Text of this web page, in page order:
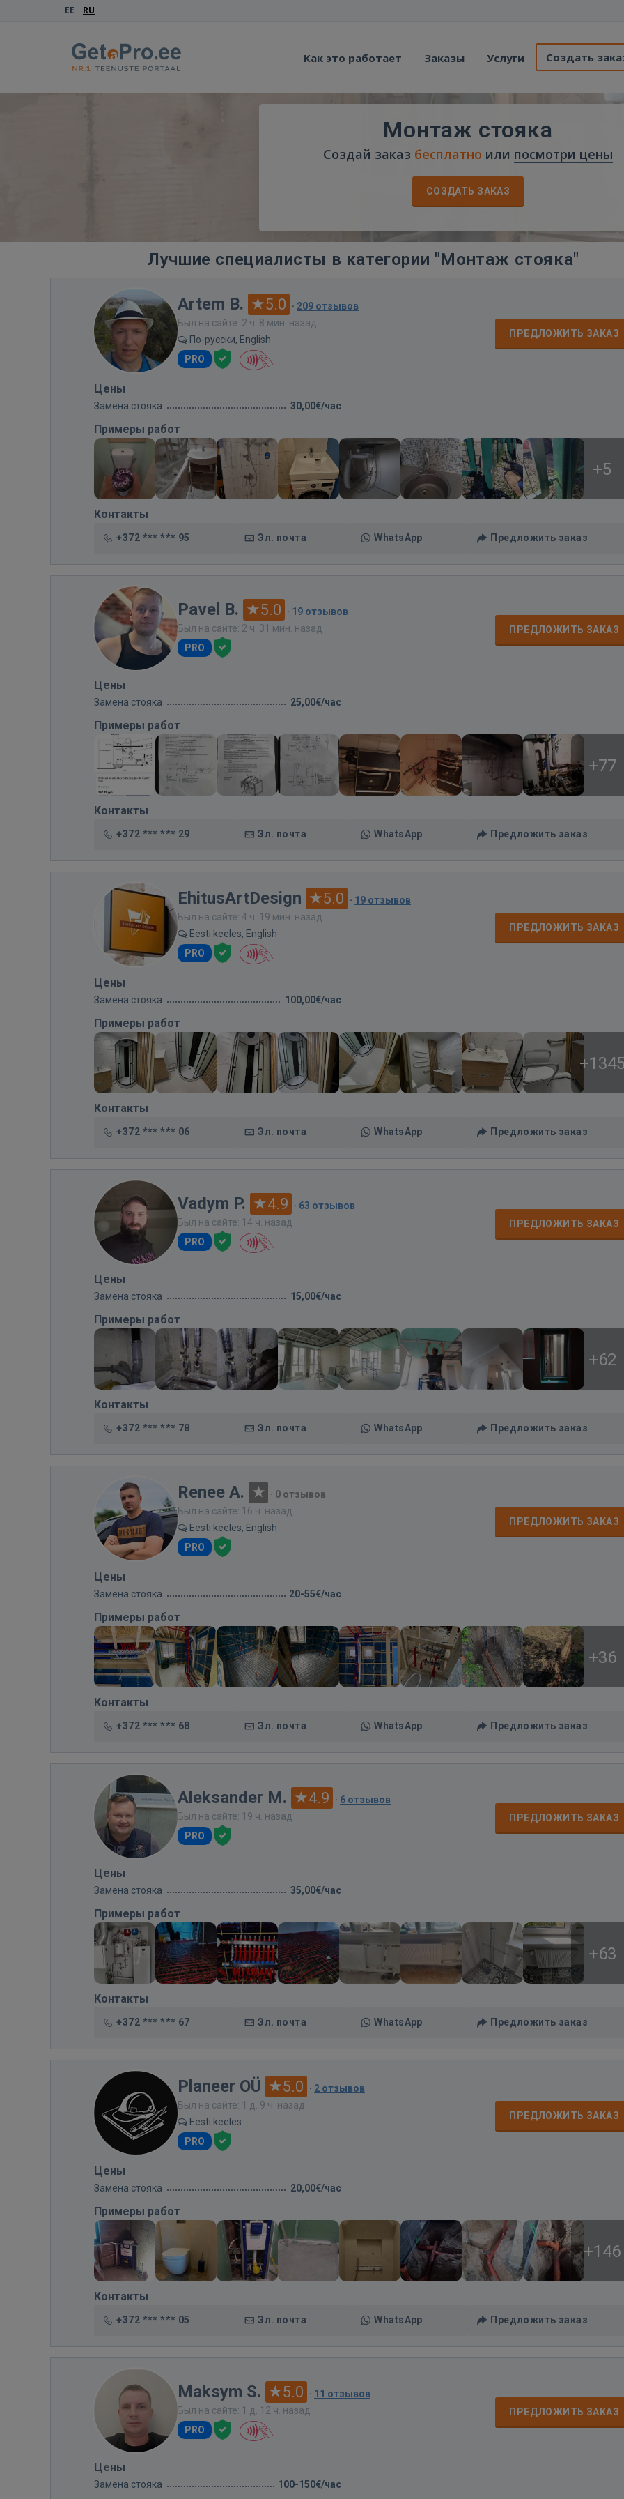
EE RU
Как это работает Заказы Услуги Создать
Монтаж стояка
Создай заказ бесплатно или посмотри цены
СОЗДАТЬ ЗАКАЗ
Лучшие специалисты в категории "Монтаж стояка"
Artem B. 5.0 · 209 отзывов
Был на сайте: 2 ч. 8 мин. назад
По-русски, English
PRO
ПРЕДЛОЖИТЬ ЗАКАЗ
Цены
Замена стояка 30,00€/час
Примеры работ
+5
Контакты
+372 *** *** 95 Эл. почта WhatsApp Предложить заказ
Pavel B. 5.0 · 19 отзывов
Был на сайте: 2 ч. 31 мин. назад
PRO
ПРЕДЛОЖИТЬ ЗАКАЗ
Цены
Замена стояка 25,00€/час
Примеры работ
+77
Контакты
+372 *** *** 29 Эл. почта WhatsApp Предложить заказ
EhitusArtDesign 5.0 · 19 отзывов
Был на сайте: 4 ч. 19 мин. назад
Eesti keeles, English
PRO
ПРЕДЛОЖИТЬ ЗАКАЗ
Цены
Замена стояка 100,00€/час
Примеры работ
Контакты
+372 *** *** 06 Эл. почта WhatsApp Предложить заказ
Vadym P. 4.9 · 63 отзывов
Был на сайте: 14 ч. назад
PRO
ПРЕДЛОЖИТЬ ЗАКАЗ
Цены
Замена стояка 15,00€/час
Примеры работ
+62
Контакты
+372 *** *** 78 Эл. почта WhatsApp Предложить заказ
Renee A. · 0 отзывов
Был на сайте: 16 ч. назад
Eesti keeles, English
PRO
ПРЕДЛОЖИТЬ ЗАКАЗ
Цены
Замена стояка 20-55€/час
Примеры работ
+36
Контакты
+372 *** *** 68 Эл. почта WhatsApp Предложить заказ
Aleksander M. 4.9 · 6 отзывов
Был на сайте: 19 ч. назад
PRO
ПРЕДЛОЖИТЬ ЗАКАЗ
Цены
Замена стояка 35,00€/час
Примеры работ
+63
Контакты
+372 *** *** 67 Эл. почта WhatsApp Предложить заказ
Planeer OÜ 5.0 · 2 отзывов
Был на сайте: 1 д. 9 ч. назад
Eesti keeles
PRO
ПРЕДЛОЖИТЬ ЗАКАЗ
Цены
Замена стояка 20,00€/час
Примеры работ
+146
Контакты
+372 *** *** 05 Эл. почта WhatsApp Предложить заказ
Maksym S. 5.0 · 11 отзывов
Был на сайте: 1 д. 12 ч. назад
PRO
ПРЕДЛОЖИТЬ ЗАКАЗ
Цены
Замена стояка 100-150€/час